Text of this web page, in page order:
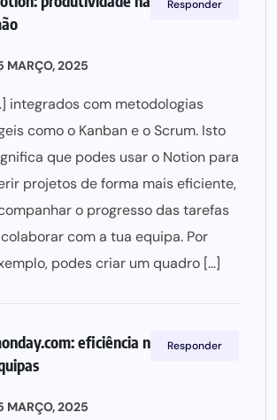
MARÇO, 2025
integrados com metodologias
como o Kanban e o Scrum. Isto
que podes usar o Notion para
projetos de forma mais eficiente,
o progresso das tarefas
com a tua equipa. Por
podes criar um quadro […]
Responder
eficiência na gestão de
MARÇO, 2025
Responder